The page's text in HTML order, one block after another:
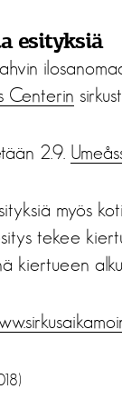
esityksiä
Centerin
2.9.
myös
tekee
kiertueen